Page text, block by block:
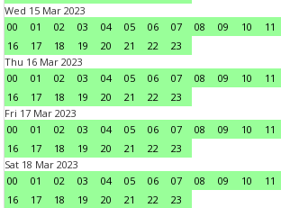
Wed 15 Mar 2023
00
01 02 03 04 05 06 07 08 09 10 11
16
17 18 19 20 21 22
23
Thu 16 Mar 2023
00
01 02 03 04 05 06 07 08 09 10 11
16
17 18 19 20 21 22
23
Fri 17 Mar 2023
00
01 02 03 04 05 06 07 08 09 10 11
16
17 18 19 20 21 22
23
Sat 18 Mar 2023
00
01 02 03 04 05 06 07 08 09 10 11
16
17 18 19 20 21 22
23